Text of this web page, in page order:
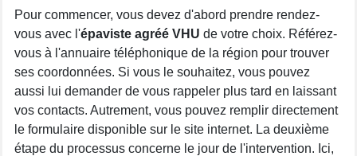
Pour commencer, vous devez d'abord prendre rendez-
vous avec l'épaviste agréé VHU de votre choix. Référez-
vous à l'annuaire téléphonique de la région pour trouver
ses coordonnées. Si vous le souhaitez, vous pouvez
aussi lui demander de vous rappeler plus tard en laissant
vos contacts. Autrement, vous pouvez remplir directement
le formulaire disponible sur le site internet. La deuxième
étape du processus concerne le jour de l'intervention. Ici,